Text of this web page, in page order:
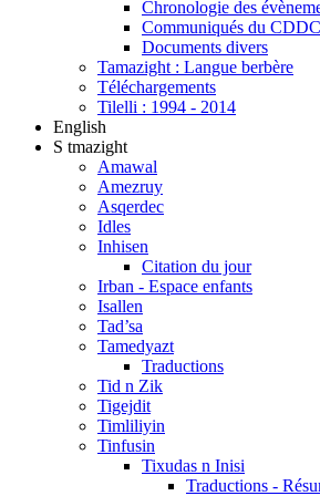
Chronologie des
Communiqués du
Documents divers
Tamazight : Langue berbère
Téléchargements
Tilelli : 1994 - 2014
English
S tmazight
Amawal
Amezruy
Asqerdec
Idles
Inhisen
Citation du jour
Irban - Espace enfants
Isallen
Tad’sa
Tamedyazt
Traductions
Tid n Zik
Tigejdit
Timliliyin
Tinfusin
Tixudas n Inisi
Traductions -